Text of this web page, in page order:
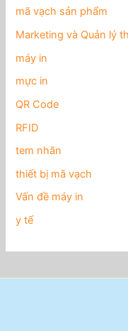
mã vạch sản phẩm
Marketing và Quản lý
máy in
mực in
QR Code
RFID
tem nhãn
thiết bị mã vạch
Vấn đề máy in
y tế